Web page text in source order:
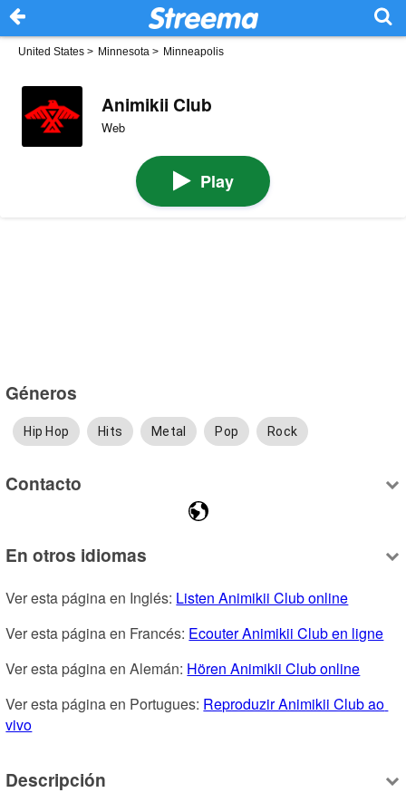
United States > Minnesota > Minneapolis
Animikii Club
Web
Play
Géneros
Hip Hop Hits Metal Pop Rock
Contacto
En otros idiomas
Ver esta página en Inglés: Listen Animikii Club online
Ver esta página en Francés: Ecouter Animikii Club en ligne
Ver esta página en Alemán: Hören Animikii Club online
Ver esta página en Portugues: Reproduzir Animikii Club ao
vivo
Descripción